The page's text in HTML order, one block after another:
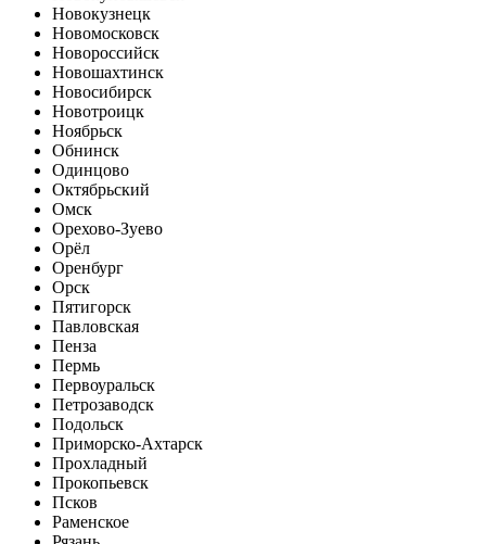
Новокузнецк
Новомосковск
Новороссийск
Новошахтинск
Новосибирск
Новотроицк
Ноябрьск
Обнинск
Одинцово
Октябрьский
Омск
Орехово-Зуево
Орёл
Оренбург
Орск
Пятигорск
Павловская
Пенза
Пермь
Первоуральск
Петрозаводск
Подольск
Приморско-Ахтарск
Прохладный
Прокопьевск
Псков
Раменское